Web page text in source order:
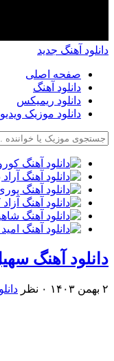
دانلود آهنگ جدید
صفحه اصلی
دانلود آهنگ
دانلود ریمیکس
دانلود موزیک ویدیو
دانلود آهنگ
۲ بهمن ۱۴۰۳ ۰ نظر